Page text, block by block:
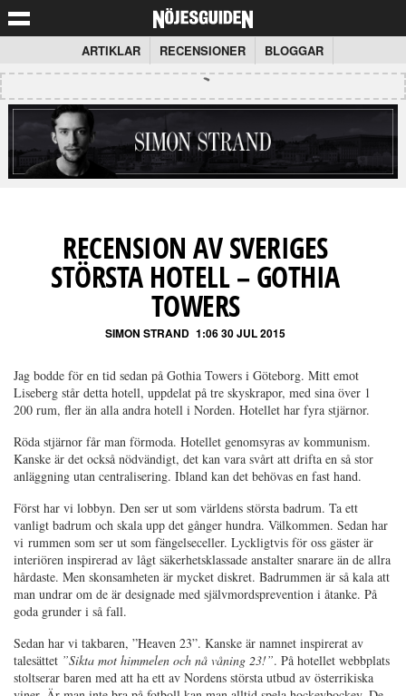
ARTIKLAR RECENSIONER BLOGGAR
RECENSION AV SVERIGES
STÖRSTA HOTELL – GOTHIA
TOWERS
SIMON STRAND 1:06 30 JUL 2015
Jag bodde för en tid sedan på Gothia Towers i Göteborg. Mitt emot
Liseberg står detta hotell, uppdelat på tre skyskrapor, med sina över 1
200 rum, fler än alla andra hotell i Norden. Hotellet har fyra stjärnor.
Röda stjärnor får man förmoda. Hotellet genomsyras av kommunism.
Kanske är det också nödvändigt, det kan vara svårt att drifta en så stor
anläggning utan centralisering. Ibland kan det behövas en fast hand.
Först har vi lobbyn. Den ser ut som världens största badrum. Ta ett
vanligt badrum och skala upp det gånger hundra. Välkommen. Sedan har
vi rummen som ser ut som fängelseceller. Lyckligtvis för oss gäster är
interiören inspirerad av lågt säkerhetsklassade anstalter snarare än de allra
hårdaste. Men skonsamheten är mycket diskret. Badrummen är så kala att
man undrar om de är designade med självmordsprevention i åtanke. På
goda grunder i så fall.
Sedan har vi takbaren, ”Heaven 23”. Kanske är namnet inspirerat av
talesättet ”Sikta mot himmelen och nå våning 23!”. På hotellet webbplats
stoltserar baren med att ha ett av Nordens största utbud av österrikiska